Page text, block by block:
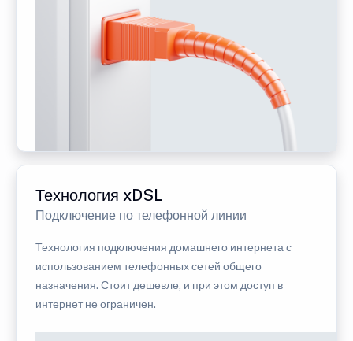
Технология xDSL
Подключение по телефонной линии
Технология подключения домашнего интернета с
использованием телефонных сетей общего
назначения. Стоит дешевле, и при этом доступ в
интернет не ограничен.